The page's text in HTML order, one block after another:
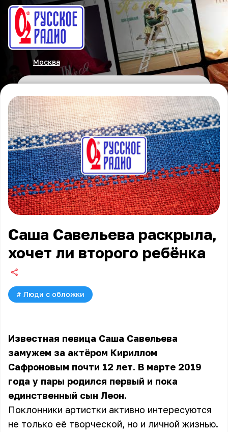
Москва
Саша Савельева раскрыла,
хочет ли второго ребёнка
# Люди с обложки
Известная певица Саша Савельева
замужем за актёром Кириллом
Сафроновым почти 12 лет. В марте 2019
года у пары родился первый и пока
единственный сын Леон.
Поклонники артистки активно интересуются
не только её творческой, но и личной жизнью.